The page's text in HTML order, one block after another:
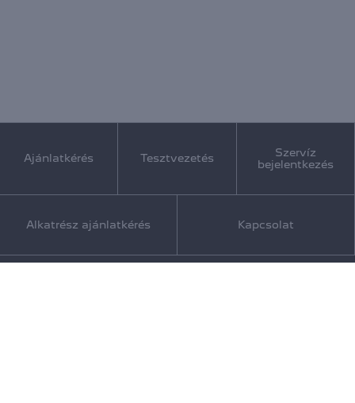
Ajánlatkérés Tesztvezetés
Szervíz
bejelentkezés
Alkatrész ajánlatkérés Kapcsolat